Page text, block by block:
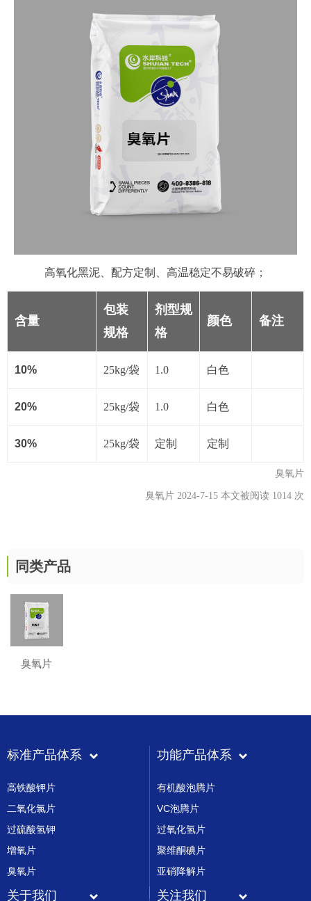
高氧化黑泥、配方定制、高温稳定不易破碎；
含量
包装
规格
剂型规
格
颜色 备注
10% 25kg/袋 1.0 白色
20% 25kg/袋 1.0 白色
30% 25kg/袋 定制 定制
臭氧片
臭氧片 2024-7-15 本文被阅读 1014 次
同类产品
臭氧片
标准产品体系
高铁酸钾片
二氧化氯片
过硫酸氢钾
增氧片
臭氧片
功能产品体系
有机酸泡腾片
VC泡腾片
过氧化氢片
聚维酮碘片
亚硝降解片
关于我们 关注我们